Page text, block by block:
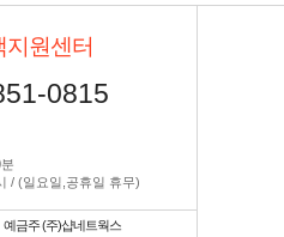
지원센터
0815
/ (일요일,공휴일 휴무)
예금주 (주)샵네트웍스